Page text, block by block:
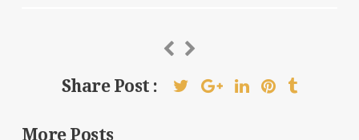
Share Post :
More Posts